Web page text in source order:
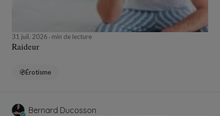
31 juil. 2026 min de lecture
Raideur
Érotisme
Bernard Ducosson